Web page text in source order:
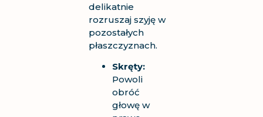
delikatnie
rozruszaj szyję w
pozostałych
płaszczyznach.
Skręty:
Powoli
obróć
głowę w